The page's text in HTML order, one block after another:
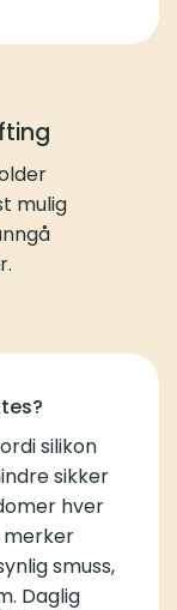
mulig
silikon
sikker
hver
merker
smuss,
Daglig